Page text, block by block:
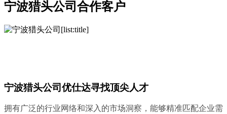
宁波猎头公司合作客户
宁波猎头公司优仕达寻找顶尖人才
拥有广泛的行业网络和深入的市场洞察，能够精准匹配企业需